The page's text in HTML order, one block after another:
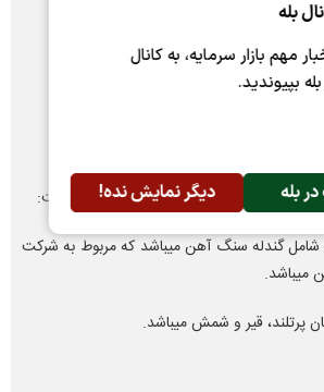
بله
مهم بازار سرمایه، به کانال
بپیوندید.
بله دیگر نمایش نده!
انجام نشد.
محصول مورد دادوستد قرار گرفت:
شامل گندله سنگ آهن میباشد که مربوط به شرکت
میباشد.
پرتلند، قیر و شمش میباشد.